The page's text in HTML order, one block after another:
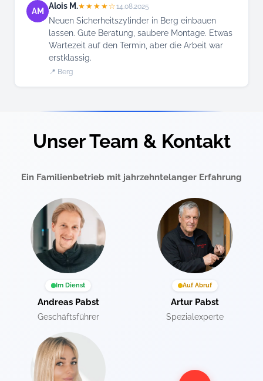
AM
Alois M.★★★★☆14.08.2025
Neuen Sicherheitszylinder in Berg einbauen
lassen. Gute Beratung, saubere Montage. Etwas
Wartezeit auf den Termin, aber die Arbeit war
erstklassig.
📍 Berg
Unser Team & Kontakt
Ein Familienbetrieb mit jahrzehntelanger Erfahrung
Im Dienst
Andreas Pabst
Geschäftsführer
Auf Abruf
Artur Pabst
Spezialexperte